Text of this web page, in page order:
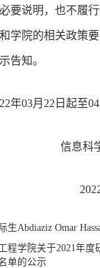
要说明，也不履
学院的相关政策
告知。
年03月22日起至04
信息
生Abdiaziz Omar
程学院关于2021年度
单的公示